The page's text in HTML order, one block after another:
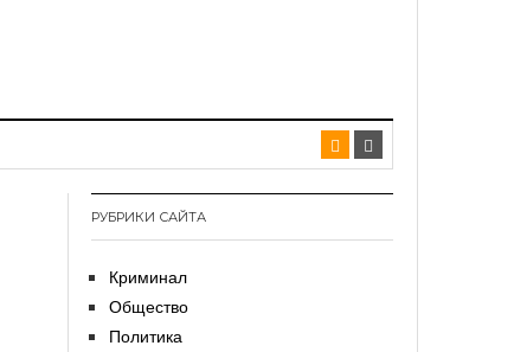
РУБРИКИ САЙТА
Криминал
Общество
Политика